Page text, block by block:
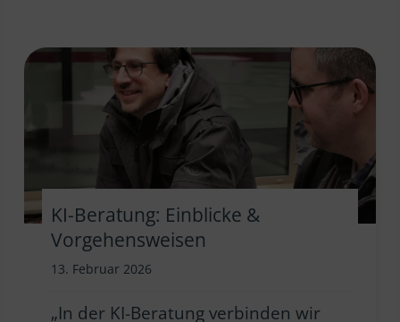
KI-Beratung: Einblicke &
Vorgehensweisen
13. Februar 2026
„In der KI-Beratung verbinden wir